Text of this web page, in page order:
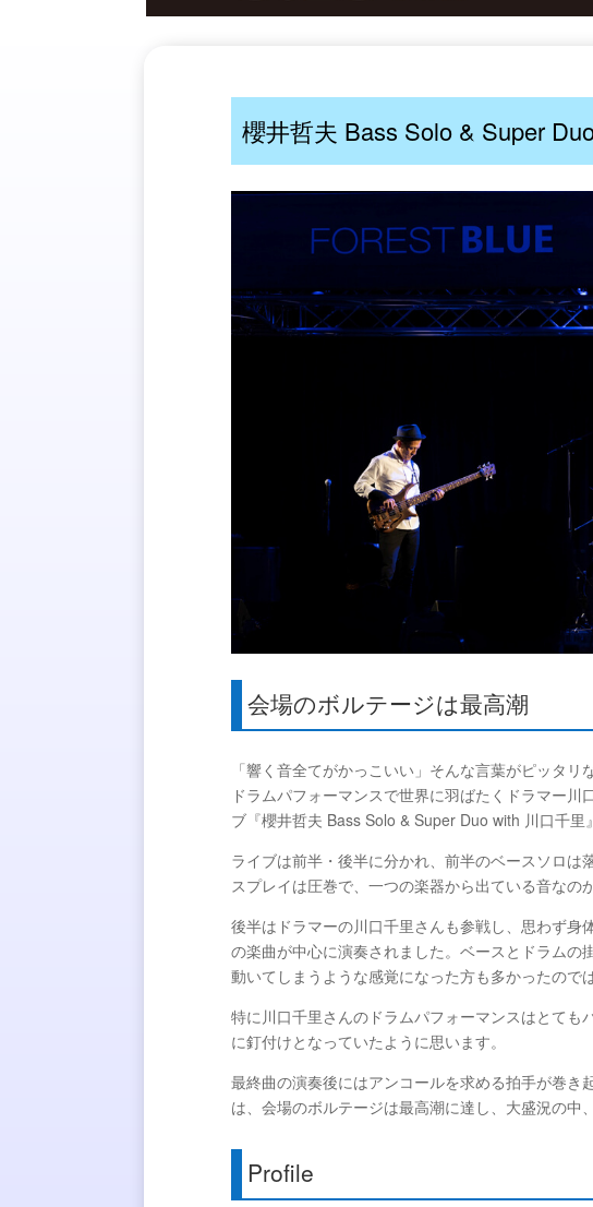
櫻井哲夫 Bass Solo & Super
会場のボルテージは最高潮
「響く音全てがかっこいい」そんな言葉がピッタ
ドラムパフォーマンスで世界に羽ばたくドラマー
ブ『櫻井哲夫 Bass Solo & Super Duo with 川口千里 』
ライブは前半・後半に分かれ、前半のベースソロ
スプレイは圧巻で、一つの楽器から出ている音なの
後半はドラマーの川口千里さんも参戦し、思わず
の楽曲が中心に演奏されました。ベースとドラムの
動いてしまうような感覚になった方も多かったので
特に川口千里さんのドラムパフォーマンスはとて
に釘付けとなっていたように思います。
最終曲の演奏後にはアンコールを求める拍手が巻き
は、会場のボルテージは最高潮に達し、大盛況の中
Profile